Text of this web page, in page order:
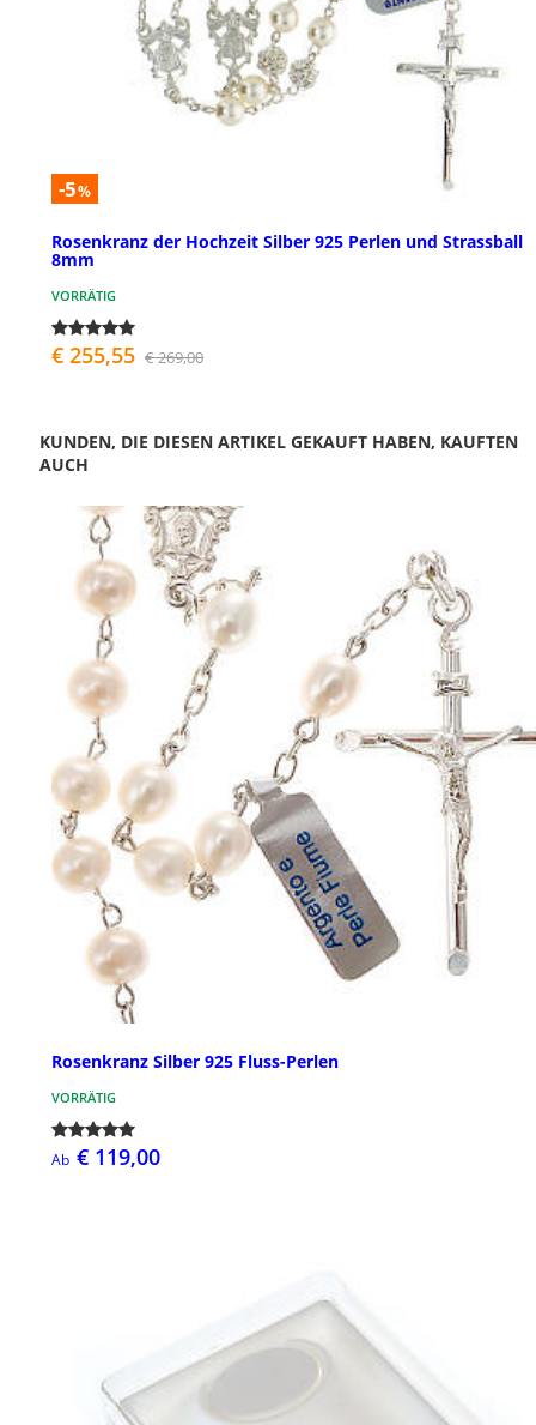
-5%
Rosenkranz der Hochzeit Silber 925 Perlen und Strassball
8mm
VORRÄTIG
€ 255,55 € 269,00
KUNDEN, DIE DIESEN ARTIKEL GEKAUFT HABEN, KAUFTEN
AUCH
Rosenkranz Silber 925 Fluss-Perlen
VORRÄTIG
Ab € 119,00